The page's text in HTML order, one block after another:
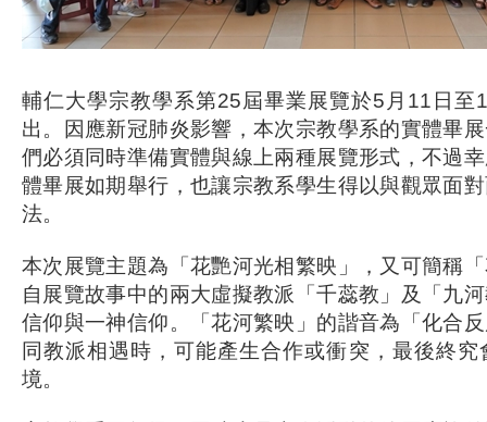
輔仁大學宗教學系第25屆畢業展覽於5月11日至
出。因應新冠肺炎影響，本次宗教學系的實體畢
們必須同時準備實體與線上兩種展覽形式，不過
體畢展如期舉行，也讓宗教系學生得以與觀眾面
法。
本次展覽主題為「花艷河光相繁映」，又可簡稱
自展覽故事中的兩大虛擬教派「千蕊教」及「九
信仰與一神信仰。「花河繁映」的諧音為「化合
同教派相遇時，可能產生合作或衝突，最後終
境。